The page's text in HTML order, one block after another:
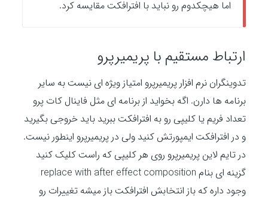
اما هیچکدوم رو نباید با افترافکت مقایسه کرد.
ارتباط مستقیم با پریمیرپرو
تدوینگران نرم افزار پریمیرپرو امتیاز ویژه ای نیست به سایر
برنامه ها دارن. اگه بخواید از برنامه ای مثل فاینال کات پرو
تعداد فریم یا کلیپی رو به افترافکت ببرید باید خروجی بگیرید
و در افترافکت ایمپورتش کنید ولی در پریمیرپرو اینطور نیست.
در تایم لاین پریمیرپرو روی هر کلیپی که راست کلیک کنید
گزینه ای بنام replace with after effect composition
وجود داره که باز انتخابش افترافکت باز میشه تغییرات رو